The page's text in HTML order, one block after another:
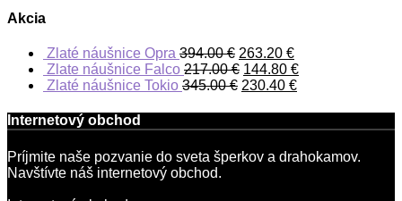
Akcia
Zlaté náušnice Opra 394.00€ 263.20 €
Zlate náušnice Falco 217.00€ 144.80 €
Zlaté náušnice Tokio 345.00€ 230.40 €
Internetový obchod
Príjmite naše pozvanie do sveta šperkov a drahokamov.
Navštívte náš internetový obchod.